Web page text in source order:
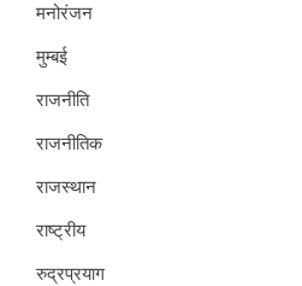
मनोरंजन
मुम्बई
राजनीति
राजनीतिक
राजस्थान
राष्ट्रीय
रुद्रप्रयाग